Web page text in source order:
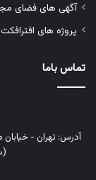
آگهی های فضای
پروژه های افترافکت
تماس باما